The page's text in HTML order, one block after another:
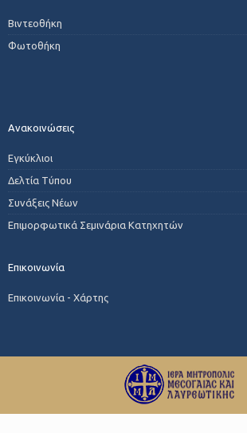
Βιντεοθήκη
Φωτοθήκη
Ανακοινώσεις
Εγκύκλιοι
Δελτία Τύπου
Συνάξεις Νέων
Επιμορφωτικά Σεμινάρια Κατηχητών
Επικοινωνία
Επικοινωνία - Χάρτης